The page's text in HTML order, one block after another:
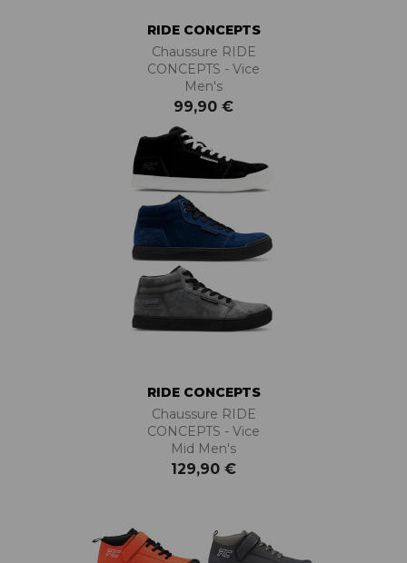
RIDE CONCEPTS
Chaussure RIDE
CONCEPTS - Vice
Men's
99,90 €
RIDE CONCEPTS
Chaussure RIDE
CONCEPTS - Vice
Mid Men's
129,90 €